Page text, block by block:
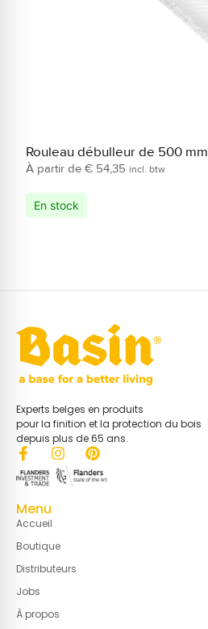
Rouleau débulleur de 500 mm
€ 54,35 incl. btw
En stock
Experts belges en produits
pour la finition et la protection du bois
depuis plus de 65 ans.
Menu
Accueil
Boutique
Distributeurs
Jobs
À propos